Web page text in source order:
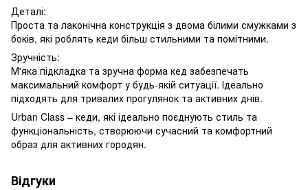
Деталі:
Проста та лаконічна конструкція з двома білими смужками з
боків, які роблять кеди більш стильними та помітними.
Зручність:
М'яка підкладка та зручна форма кед забезпечать
максимальний комфорт у будь-якій ситуації. Ідеально
підходять для тривалих прогулянок та активних днів.
Urban Class – кеди, які ідеально поєднують стиль та
функціональність, створюючи сучасний та комфортний
образ для активних городян.
Відгуки